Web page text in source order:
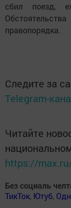
сбил поезд,
правопорядка.
Следите за
Telegram-
Читайте
https://
Без социаль
ТикТок, Ютуб,